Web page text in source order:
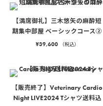
【満席御礼】三木悠矢の麻酔短
期集中部屋 ベーシックコース②
¥39,600 （税込）
【販売終了】Veterinary Cardio
Night LIVE2024 Tシャツ送料込